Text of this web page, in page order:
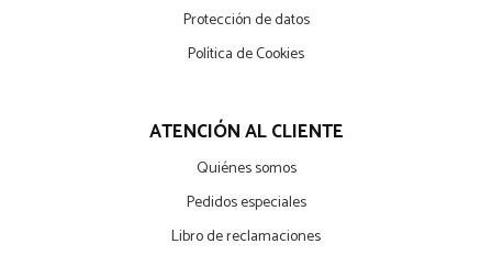
Protección de datos
Política de Cookies
ATENCIÓN AL CLIENTE
Quiénes somos
Pedidos especiales
Libro de reclamaciones